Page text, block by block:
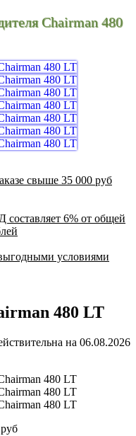
Chairman 480
свыше 35 000 руб
6% от общей
условиями
480 LT
на 06.08.2026
руб